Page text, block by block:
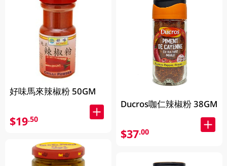
好味馬來辣椒粉 50GM
$19.50
Ducros咖仁辣椒粉 38GM
$37.00